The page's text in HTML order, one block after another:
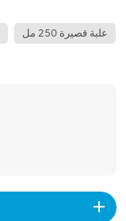
علبة قصيرة 250 مل